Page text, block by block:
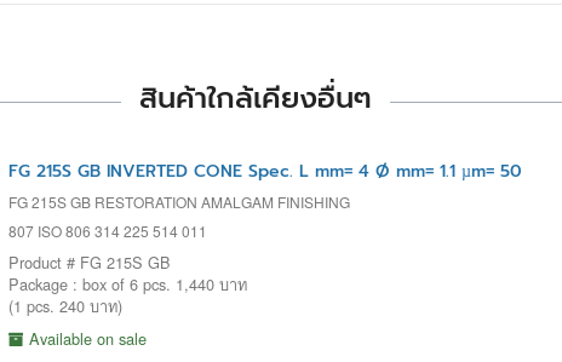
สินค้าใกล้เคียงอื่นๆ
FG 215S GB INVERTED CONE Spec. L mm= 4 Ø mm= 1.1 µm= 50
FG 215S GB RESTORATION AMALGAM FINISHING
807 ISO 806 314 225 514 011
Product # FG 215S GB
Package : box of 6 pcs. 1,440 บาท
(1 pcs. 240 บาท)
Available on sale